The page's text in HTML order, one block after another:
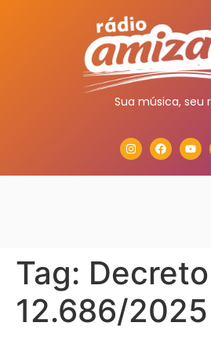
Sua música, seu
Tag: Decreto
12.686/2025